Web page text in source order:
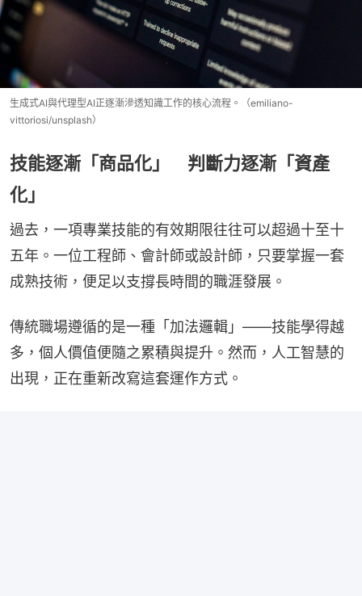
生成式AI與代理型AI正逐漸滲透知識工作的核心流程。（emiliano-
vittoriosi/unsplash）
技能逐漸「商品化」 判斷力逐漸「資產
化」
過去，一項專業技能的有效期限往往可以超過十至十
五年。一位工程師、會計師或設計師，只要掌握一套
成熟技術，便足以支撐長時間的職涯發展。
傳統職場遵循的是一種「加法邏輯」——技能學得越
多，個人價值便隨之累積與提升。然而，人工智慧的
出現，正在重新改寫這套運作方式。